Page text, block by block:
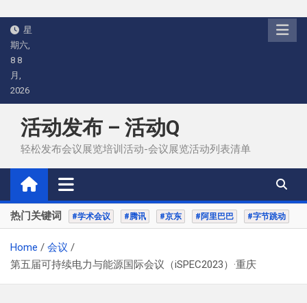
Skip
content
星
期六,
8 8
月,
2026
活动发布 – 活动Q
轻松发布会议展览培训活动-会议展览活动列表清单
热门关键词 #学术会议 #腾讯 #京东 #阿里巴巴 #字节跳动
Home
会议
第五届可持续电力与能源国际会议（iSPEC2023）·重庆